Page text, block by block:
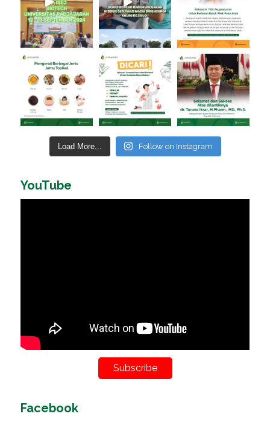
Load More... Follow on Instagram
YouTube
Subscribe
Facebook